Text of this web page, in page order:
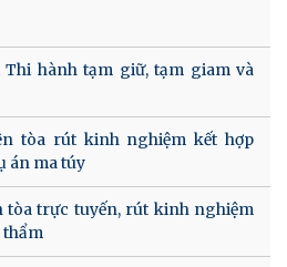
hành tạm giữ, tạm giam và
tòa rút kinh nghiệm kết hợp
án ma túy
tòa trực tuyến, rút kinh nghiệm
thẩm